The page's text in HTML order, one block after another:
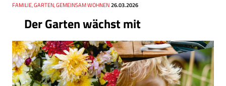
Der Garten wächst mit
Thema
FAMILIE, GARTEN, GEMEINSAM WOHNEN
Datum 26.03.2026